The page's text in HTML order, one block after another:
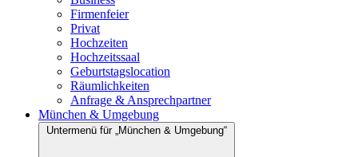
Firmenfeier
Privat
Hochzeiten
Hochzeitssaal
Geburtstagslocation
Räumlichkeiten
Anfrage & Ansprechpartner
München & Umgebung
Untermenü für „München & Umgebung“